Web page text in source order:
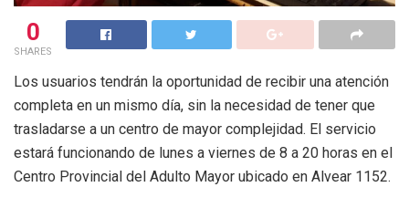
0
SHARES
Los usuarios tendrán la oportunidad de recibir una atención
completa en un mismo día, sin la necesidad de tener que
trasladarse a un centro de mayor complejidad. El servicio
estará funcionando de lunes a viernes de 8 a 20 horas en el
Centro Provincial del Adulto Mayor ubicado en Alvear 1152.